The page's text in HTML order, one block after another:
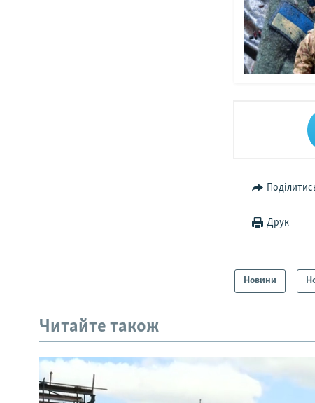
Друк
Новини
Читайте також